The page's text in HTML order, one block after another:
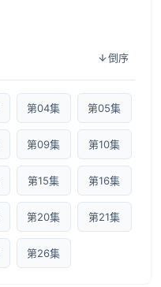
倒序
第04集 第05集
第09集 第10集
第15集 第16集
第20集 第21集
第26集